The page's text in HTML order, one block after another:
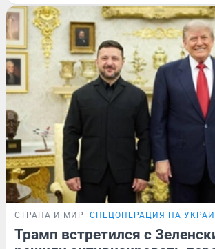
СТРАНА И МИР СПЕЦОПЕРАЦИЯ НА
Трамп встретился с